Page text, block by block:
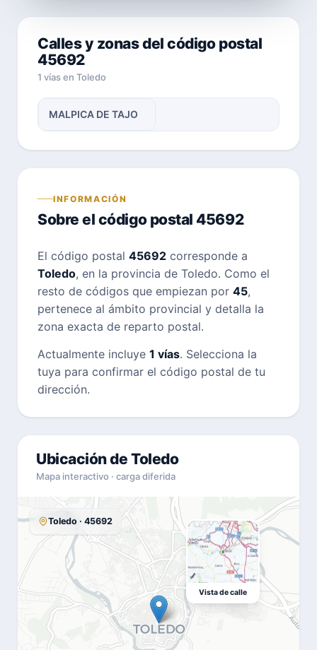
Calles y zonas del código postal
45692
1 vías en Toledo
MALPICA DE TAJO
INFORMACIÓN
Sobre el código postal 45692
El código postal 45692 corresponde a
Toledo, en la provincia de Toledo. Como el
resto de códigos que empiezan por 45,
pertenece al ámbito provincial y detalla la
zona exacta de reparto postal.
Actualmente incluye 1 vías. Selecciona la
tuya para confirmar el código postal de tu
dirección.
Ubicación de Toledo
Mapa interactivo · carga diferida
Toledo · 45692
Vista de calle